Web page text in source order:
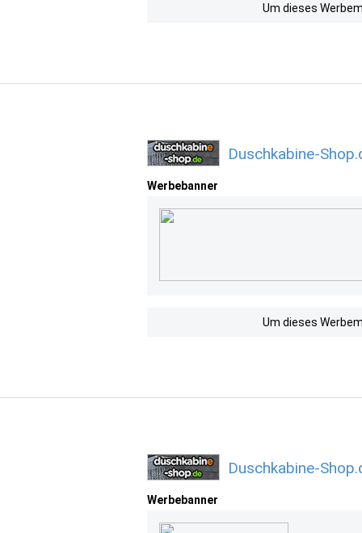
Um dieses
Duschkabine-
Werbebanner
Um dieses
Duschkabine-
Werbebanner